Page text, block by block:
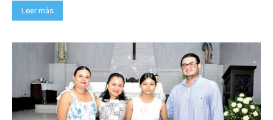
Leer más